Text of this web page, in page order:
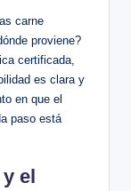
carne
proviene?
certificada,
es clara y
en que el
paso está
el